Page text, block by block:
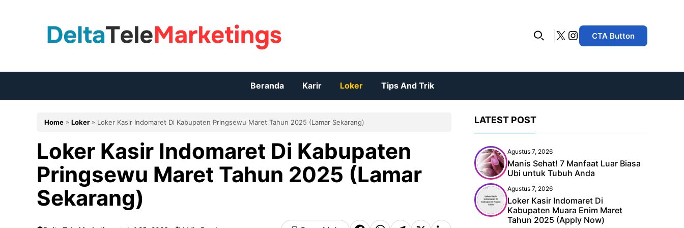
X Instagram
CTA Button
Beranda Karir Loker Tips And Trik
Home » Loker » Loker Kasir Indomaret Di Kabupaten Pringsewu Maret Tahun 2025 (Lamar Sekarang)
Loker Kasir Indomaret Di Kabupaten
Pringsewu Maret Tahun 2025 (Lamar
Sekarang)
LATEST POST
Agustus 7, 2026
Manis Sehat! 7 Manfaat Luar Biasa
Ubi untuk Tubuh Anda
Agustus 7, 2026
Loker Kasir Indomaret Di
Kabupaten Muara Enim Maret
Tahun 2025 (Apply Now)